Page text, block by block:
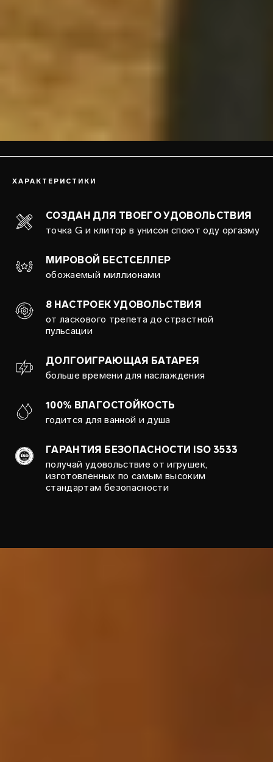
ХАРАКТЕРИСТИКИ
СОЗДАН ДЛЯ ТВОЕГО УДОВОЛЬСТВИЯ
точка G и клитор в унисон споют оду оргазму
МИРОВОЙ БЕСТСЕЛЛЕР
обожаемый миллионами
8 НАСТРОЕК УДОВОЛЬСТВИЯ
от ласкового трепета до страстной
пульсации
ДОЛГОИГРАЮЩАЯ БАТАРЕЯ
больше времени для наслаждения
100% ВЛАГОСТОЙКОСТЬ
годится для ванной и душа
ГАРАНТИЯ БЕЗОПАСНОСТИ ISO 3533
получай удовольствие от игрушек,
изготовленных по самым высоким
стандартам безопасности